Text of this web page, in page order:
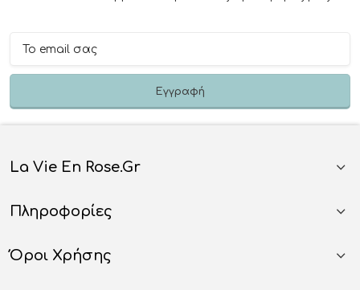
La Vie En Rose.gr
Πληροφορίες
Όροι Χρήσης